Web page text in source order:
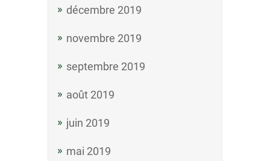
décembre 2019
novembre 2019
septembre 2019
août 2019
juin 2019
mai 2019